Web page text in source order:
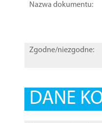
Nazwa dokumentu:
Zgodne/niezgodne:
DANE